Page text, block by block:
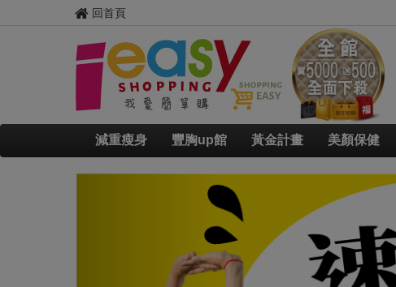
回首頁
減重瘦身 豐胸up館 黃金計畫 美顏保健
Previous